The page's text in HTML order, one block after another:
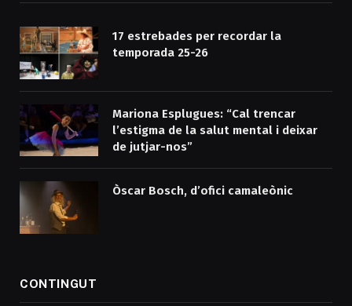
17 estrebades per recordar la
temporada 25-26
Mariona Esplugues: “Cal trencar
l’estigma de la salut mental i deixar
de jutjar-nos”
Òscar Bosch, d’ofici camaleònic
CONTINGUT